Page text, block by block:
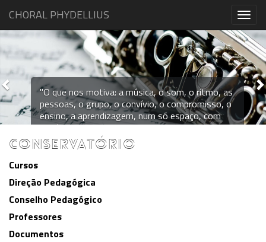
CHORAL PHYDELLIUS
"O que nos motiva: a música, o som, o ritmo, as
pessoas, o grupo, o convívio, o compromisso, o
ensino, a aprendizagem, num só espaço, com
um único objetivo: o crescimento sempre maior
dos valores humanos, culturais e sociais”
Previous
CONSERVATÓRIO
Cursos
Direção Pedagógica
Conselho Pedagógico
Professores
Documentos